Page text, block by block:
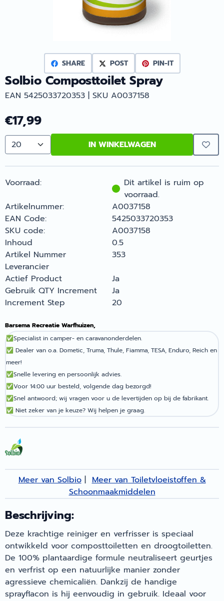
SHARE POST PIN-IT
Solbio Composttoilet Spray
EAN 5425033720353 | SKU A0037158
€17,99
Aantal IN WINKELWAGEN
Voorraad:
Dit artikel is ruim op
voorraad.
Artikelnummer:
A0037158
EAN Code:
5425033720353
SKU code:
A0037158
Inhoud
0.5
Artikel Nummer
Leverancier
353
Actief Product
Ja
Gebruik QTY Increment
Ja
Increment Step
20
Barsema Recreatie Warfhuizen,
✅Specialist in camper- en caravanonderdelen.
✅ Dealer van o.a. Dometic, Truma, Thule, Fiamma, TESA, Enduro, Reich en
meer!
✅Snelle levering en persoonlijk advies.
✅Voor 14:00 uur besteld, volgende dag bezorgd!
✅Snel antwoord; wij vragen voor u de levertijden op bij de fabrikant.
✅ Niet zeker van je keuze? Wij helpen je graag.
Meer van Solbio|Meer van Toiletvloeistoffen &
Schoonmaakmiddelen
Beschrijving:
Deze krachtige reiniger en verfrisser is speciaal
ontwikkeld voor composttoiletten en droogtoiletten.
De 100% plantaardige formule neutraliseert geurtjes
en verfrist op een natuurlijke manier zonder
agressieve chemicaliën. Dankzij de handige
sprayflacon is hij eenvoudig in gebruik. Ideaal voor